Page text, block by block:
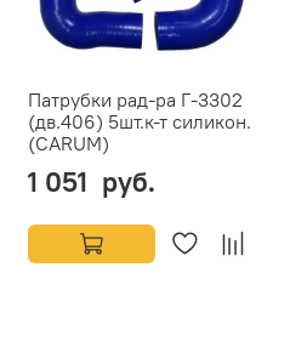
Патрубки рад-ра Г-3302
(дв.406) 5шт.к-т силикон.
(CARUM)
1 051 руб.